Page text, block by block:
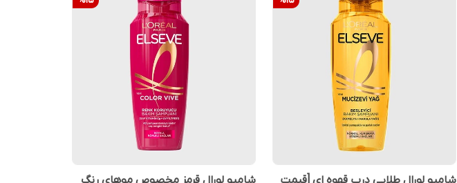
شامپو لورال طلایی درب قهوه ای [قیمت
شامپو لورال قرمز مخصوص موهای رنگ